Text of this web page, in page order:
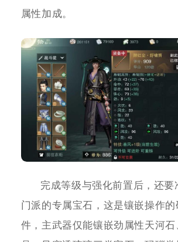
属性加成。
完成等级与强化前置后，还要
门派的专属宝石，这是镶嵌操作的
件，主武器仅能镶嵌劲属性天河石